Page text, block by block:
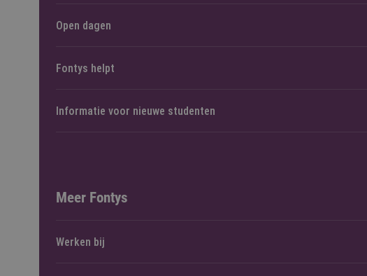
Open dagen
Fontys helpt
Informatie voor nieuwe studenten
Meer Fontys
Werken bij